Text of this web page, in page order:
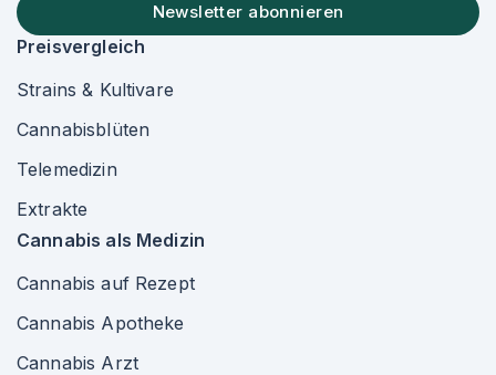
Newsletter abonnieren
Preisvergleich
Strains & Kultivare
Cannabisblüten
Telemedizin
Extrakte
Cannabis als Medizin
Cannabis auf Rezept
Cannabis Apotheke
Cannabis Arzt